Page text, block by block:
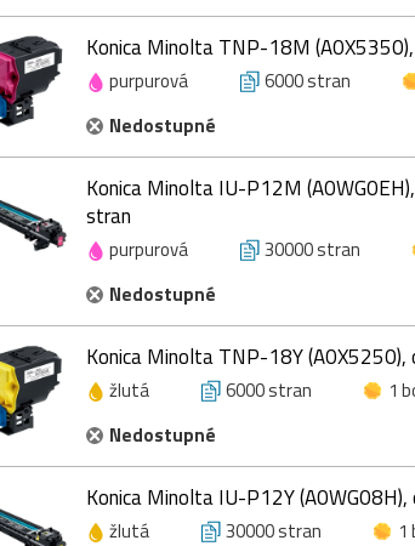
Konica Minolta TNP-18M
purpurová 6000 stran
Nedostupné
Konica Minolta IU-P12M
stran
purpurová 30000 stran
Nedostupné
Konica Minolta TNP-18Y
žlutá 6000 stran
1
Nedostupné
Konica Minolta IU-P12Y
žlutá 30000 stran
1